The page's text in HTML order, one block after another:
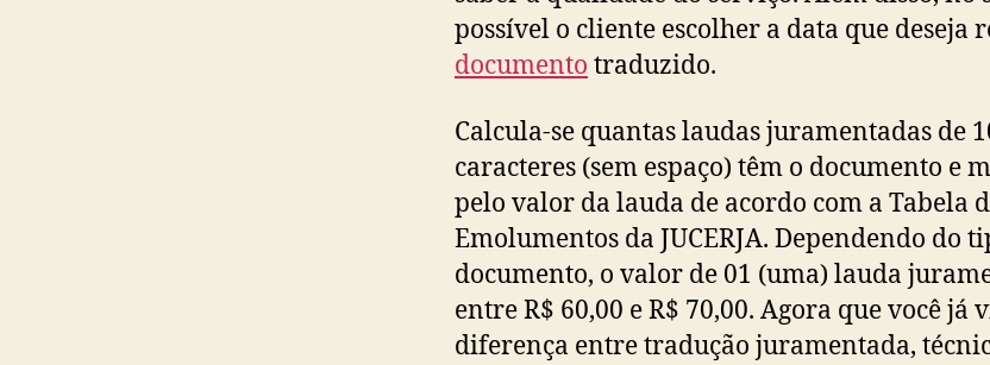
possível o cliente escolher a data que deseja
documento traduzido.
Calcula-se quantas laudas juramentadas de
caracteres (sem espaço) têm o documento e
pelo valor da lauda de acordo com a Tabela
Emolumentos da JUCERJA. Dependendo do
documento, o valor de 01 (uma) lauda
entre R$ 60,00 e R$ 70,00. Agora que você já
diferença entre tradução juramentada,